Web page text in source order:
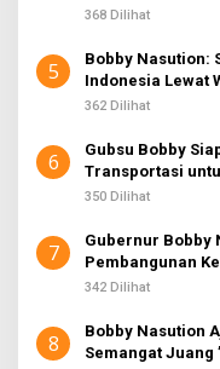
368 Dilihat
5
Bobby Nasution:
Indonesia Lewat
362 Dilihat
6
Gubsu Bobby
Transportasi
Asal Nias Barat
350 Dilihat
7
Gubernur Bobby
Pembangunan
342 Dilihat
8
Bobby Nasution
Semangat Juang